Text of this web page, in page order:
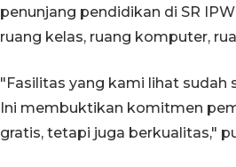
penunjang pendidikan di SR
ruang kelas, ruang komputer,
"Fasilitas yang kami lihat
Ini membuktikan komitmen
gratis, tetapi juga berkualitas,"